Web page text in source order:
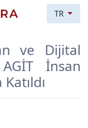
TR
ve Dijital
İnsan